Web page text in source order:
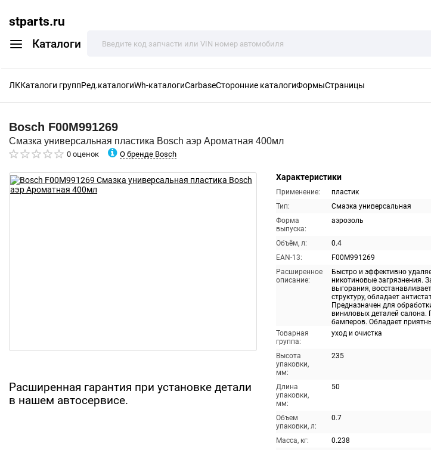
stparts.ru
Каталоги
ЛККаталоги группРед.каталогиWh-каталогиCarbaseСторонние каталогиФормыСтраницы
Bosch F00M991269
Смазка универсальная пластика Bosch аэр Ароматная 400мл
0 оценок О бренде Bosch
Расширенная гарантия при установке детали
в нашем автосервисе.
Характеристики
Применение:
пластик
Тип:
Смазка универсальная
Форма
выпуска:
аэрозоль
Объём, л:
0.4
EAN-13:
F00M991269
Расширенное
описание:
Быстро и эффективно
никотиновые загрязнения.
выгорания,
структуру, обладает
Предназначен для
виниловых деталей салона.
бамперов. Обладает
Товарная
группа:
уход и очистка
Высота
упаковки,
мм:
235
Длина
упаковки,
мм:
50
Объем
упаковки, л:
0.7
Масса, кг:
0.238